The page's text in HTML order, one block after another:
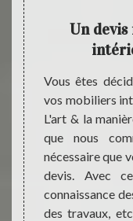
de
une
non
& la
et
vos
vos
Un
Vous êtes
vos mobiliers
L'art & la
que nous
nécessaire que
devis. Avec
connaissance
des travaux,